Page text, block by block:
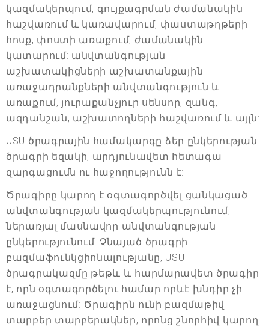
կազմակերպում, գույքագրման ժամանակին
հաշվառում և կառավարում, փաստաթղթերի
հոսք, փոստի առաքում, ժամանակին
կատարում: անվտանգության
աշխատակիցների աշխատանքային
առաջադրանքների անվտանգություն և
առաքում, յուրաքանչյուր սենսոր, զանգ,
ազդանշան, աշխատողների հաշվառում և այլն:
USU ծրագրային համակարգը ձեր ընկերության
ծրագրի եզակի, արդյունավետ հետագա
զարգացումն ու հաջողությունն է:
Ծրագիրը կարող է օգտագործվել ցանկացած
անվտանգության կազմակերպությունում,
ներառյալ մասնավոր անվտանգության
ընկերությունում: Չնայած ծրագրի
բազմաֆունկցիոնալությանը, USU
ծրագրակազմը թեթև և հարմարավետ ծրագիր
է, որն օգտագործելու համար որևէ խնդիր չի
առաջացնում: Ծրագիրն ունի բազմաթիվ
տարբեր տարբերակներ, որոնց շնորհիվ կարող